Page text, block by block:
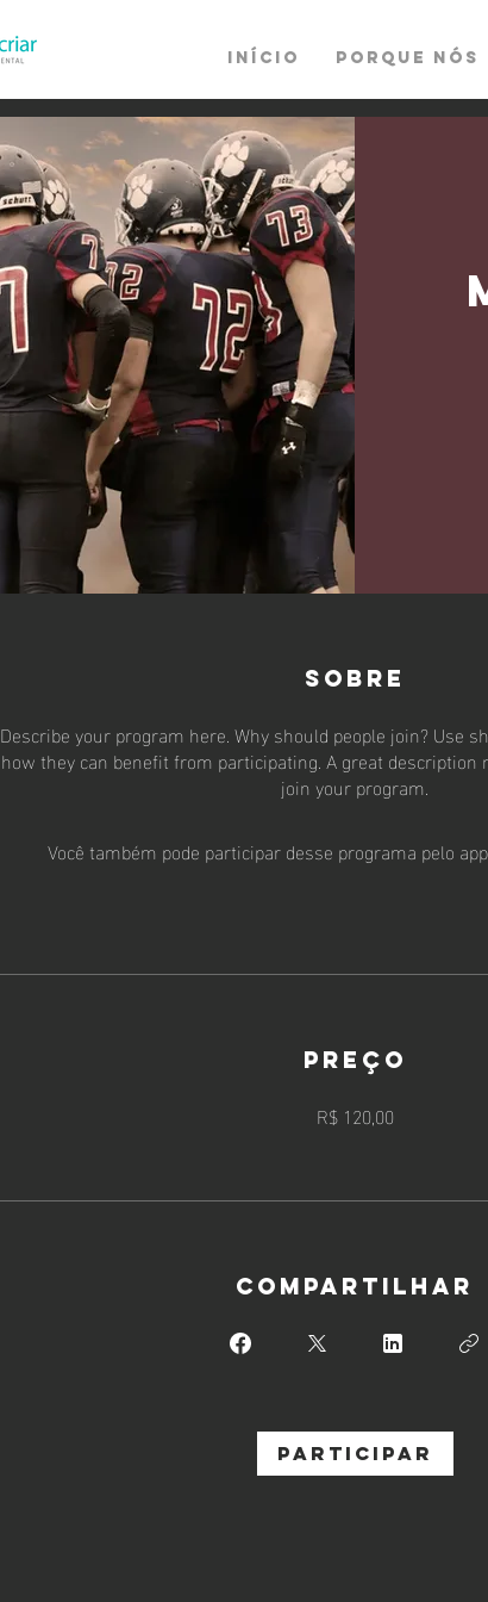
INÍCIO PORQUE NÓS
Sobre
Describe your program here. Why should people join? Use
how they can benefit from participating. A great description
join your program.
Você também pode participar desse programa pelo
Preço
R$ 120,00
Compartilhar
Participar